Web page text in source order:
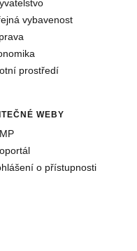
vybavenost
prostředí
WEBY
o přístupnosti